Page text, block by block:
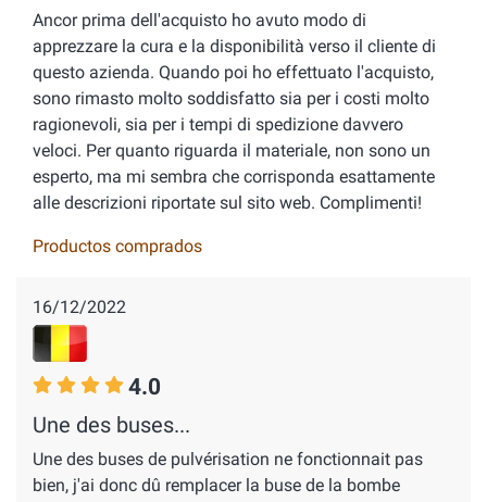
Ancor prima dell'acquisto ho avuto modo di
apprezzare la cura e la disponibilità verso il cliente di
questo azienda. Quando poi ho effettuato l'acquisto,
sono rimasto molto soddisfatto sia per i costi molto
ragionevoli, sia per i tempi di spedizione davvero
veloci. Per quanto riguarda il materiale, non sono un
esperto, ma mi sembra che corrisponda esattamente
alle descrizioni riportate sul sito web. Complimenti!
Productos comprados
16/12/2022
4.0
Une des buses...
Une des buses de pulvérisation ne fonctionnait pas
bien, j'ai donc dû remplacer la buse de la bombe